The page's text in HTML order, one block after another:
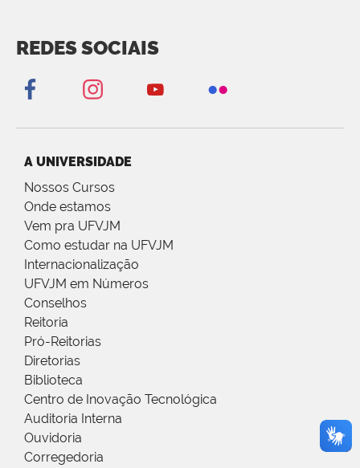
REDES SOCIAIS
A UNIVERSIDADE
Nossos Cursos
Onde estamos
Vem pra UFVJM
Como estudar na UFVJM
Internacionalização
UFVJM em Números
Conselhos
Reitoria
Pró-Reitorias
Diretorias
Biblioteca
Centro de Inovação Tecnológica
Auditoria Interna
Ouvidoria
Corregedoria